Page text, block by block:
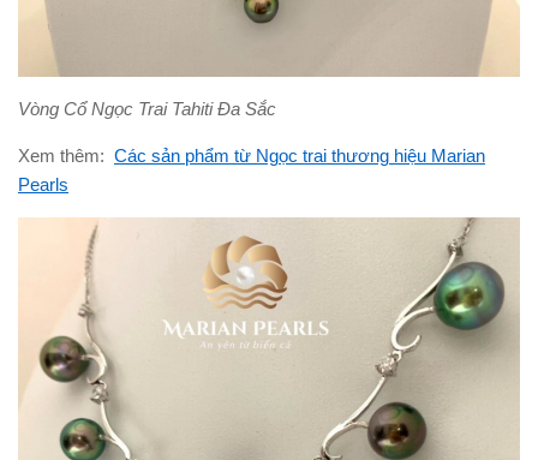
Vòng Cổ Ngọc Trai Tahiti Đa Sắc
Xem thêm: Các sản phẩm từ Ngọc trai thương hiệu Marian
Pearls